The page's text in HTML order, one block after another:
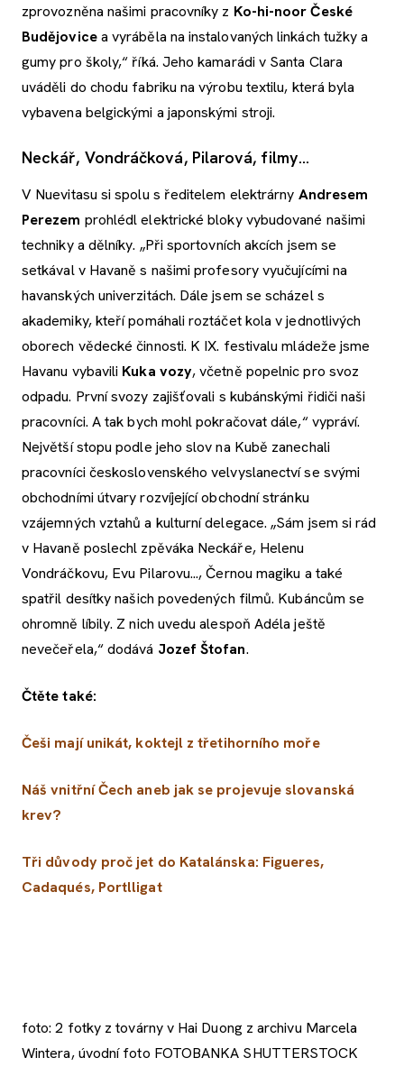
zprovozněna našimi pracovníky z Ko-hi-noor České
Budějovicea vyráběla na instalovaných linkách tužky a
gumy pro školy,“ říká. Jeho kamarádi v Santa Clara
uváděli do chodu fabriku na výrobu textilu, která byla
vybavena belgickými a japonskými stroji.
Neckář, Vondráčková, Pilarová, filmy...
V Nuevitasu si spolu s ředitelem elektrárny Andresem
Perezem prohlédl elektrické bloky vybudované našimi
techniky a dělníky. „Při sportovních akcích jsem se
setkával v Havaně s našimi profesory vyučujícími na
havanských univerzitách. Dále jsem se scházel s
akademiky, kteří pomáhali roztáčet kola v jednotlivých
oborech vědecké činnosti. K IX. festivalu mládeže jsme
Havanu vybavili Kuka vozy, včetně popelnic pro svoz
odpadu. První svozy zajišťovali s kubánskými řidiči naši
pracovníci. A tak bych mohl pokračovat dále,“ vypráví.
Největší stopu podle jeho slov na Kubě zanechali
pracovníci československého velvyslanectví se svými
obchodními útvary rozvíjející obchodní stránku
vzájemných vztahů a kulturní delegace. „Sám jsem si rád
v Havaně poslechl zpěváka Neckáře, Helenu
Vondráčkovu, Evu Pilarovu..., Černou magiku a také
spatřil desítky našich povedených filmů. Kubáncům se
ohromně líbily. Z nich uvedu alespoň Adéla ještě
nevečeřela,“ dodává Jozef Štofan.
Čtěte také:
Češi mají unikát, koktejl z třetihorního moře
Náš vnitřní Čech aneb jak se projevuje slovanská
krev?
Tři důvody proč jet do Katalánska: Figueres,
Cadaqués, Portlligat
foto: 2 fotky z továrny v Hai Duong z archivu Marcela
Wintera, úvodní foto FOTOBANKA SHUTTERSTOCK